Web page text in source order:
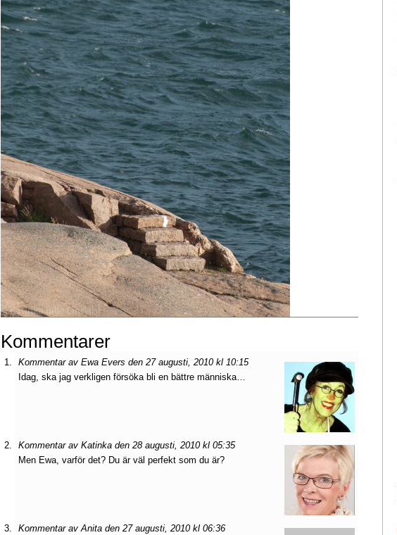
Kommentarer
Kommentar av Ewa Evers den 27 augusti, 2010 kl 10:15
Idag, ska jag verkligen försöka bli en bättre människa…
Kommentar av Katinka den 28 augusti, 2010 kl 05:35
Men Ewa, varför det? Du är väl perfekt som du är?
Kommentar av Anita den 27 augusti, 2010 kl 06:36